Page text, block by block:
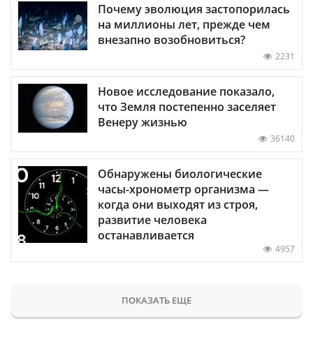
Почему эволюция застопорилась
на миллионы лет, прежде чем
внезапно возобновиться?
2231
Новое исследование показало,
что Земля постепенно заселяет
Венеру жизнью
36140
Обнаружены биологические
часы-хронометр организма —
когда они выходят из строя,
развитие человека
останавливается
4957
ПОКАЗАТЬ ЕЩЕ